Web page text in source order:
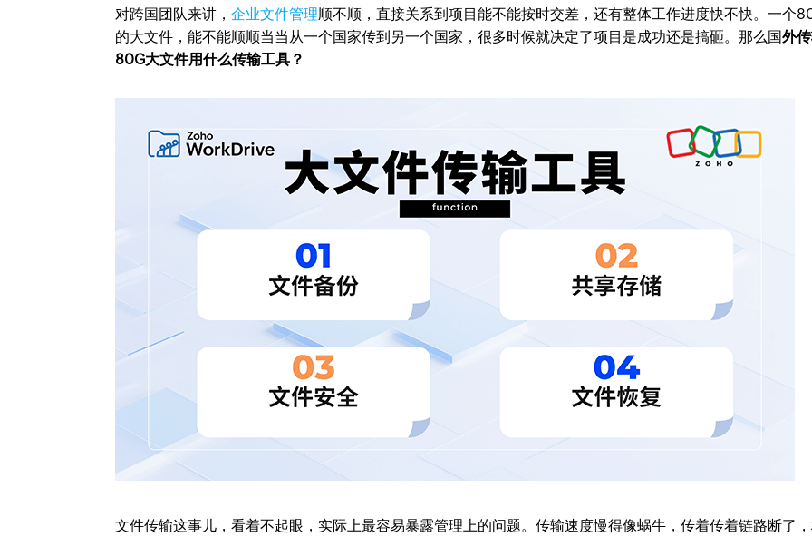
对跨国团队来讲，企业文件管理顺不顺，直接关系到项目能不能按时交差，还有整体工作进度快不快。一个
的大文件，能不能顺顺当当从一个国家传到另一个国家，很多时候就决定了项目是成功还是搞砸。那么国外
80G大文件用什么传输工具？
文件传输这事儿，看着不起眼，实际上最容易暴露管理上的问题。传输速度慢得像蜗牛，传着传着链路断了